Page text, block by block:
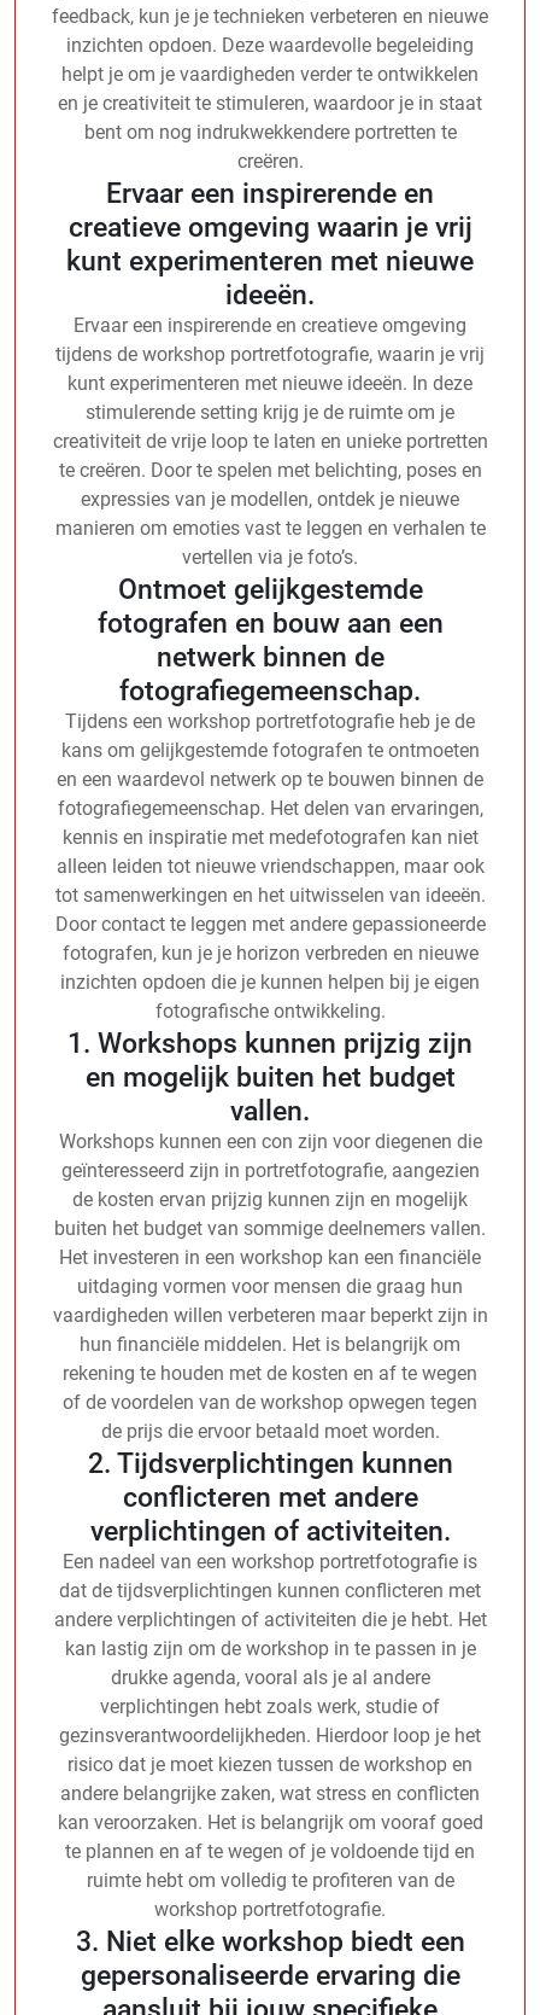
feedback, kun je je technieken verbeteren en nieuwe
inzichten opdoen. Deze waardevolle begeleiding
helpt je om je vaardigheden verder te ontwikkelen
en je creativiteit te stimuleren, waardoor je in staat
bent om nog indrukwekkendere portretten te
creëren.
Ervaar een inspirerende en
creatieve omgeving waarin je vrij
kunt experimenteren met nieuwe
ideeën.
Ervaar een inspirerende en creatieve omgeving
tijdens de workshop portretfotografie, waarin je vrij
kunt experimenteren met nieuwe ideeën. In deze
stimulerende setting krijg je de ruimte om je
creativiteit de vrije loop te laten en unieke portretten
te creëren. Door te spelen met belichting, poses en
expressies van je modellen, ontdek je nieuwe
manieren om emoties vast te leggen en verhalen te
vertellen via je foto’s.
Ontmoet gelijkgestemde
fotografen en bouw aan een
netwerk binnen de
fotografiegemeenschap.
Tijdens een workshop portretfotografie heb je de
kans om gelijkgestemde fotografen te ontmoeten
en een waardevol netwerk op te bouwen binnen de
fotografiegemeenschap. Het delen van ervaringen,
kennis en inspiratie met medefotografen kan niet
alleen leiden tot nieuwe vriendschappen, maar ook
tot samenwerkingen en het uitwisselen van ideeën.
Door contact te leggen met andere gepassioneerde
fotografen, kun je je horizon verbreden en nieuwe
inzichten opdoen die je kunnen helpen bij je eigen
fotografische ontwikkeling.
1. Workshops kunnen prijzig zijn
en mogelijk buiten het budget
vallen.
Workshops kunnen een con zijn voor diegenen die
geïnteresseerd zijn in portretfotografie, aangezien
de kosten ervan prijzig kunnen zijn en mogelijk
buiten het budget van sommige deelnemers vallen.
Het investeren in een workshop kan een financiële
uitdaging vormen voor mensen die graag hun
vaardigheden willen verbeteren maar beperkt zijn in
hun financiële middelen. Het is belangrijk om
rekening te houden met de kosten en af te wegen
of de voordelen van de workshop opwegen tegen
de prijs die ervoor betaald moet worden.
2. Tijdsverplichtingen kunnen
conflicteren met andere
verplichtingen of activiteiten.
Een nadeel van een workshop portretfotografie is
dat de tijdsverplichtingen kunnen conflicteren met
andere verplichtingen of activiteiten die je hebt. Het
kan lastig zijn om de workshop in te passen in je
drukke agenda, vooral als je al andere
verplichtingen hebt zoals werk, studie of
gezinsverantwoordelijkheden. Hierdoor loop je het
risico dat je moet kiezen tussen de workshop en
andere belangrijke zaken, wat stress en conflicten
kan veroorzaken. Het is belangrijk om vooraf goed
te plannen en af te wegen of je voldoende tijd en
ruimte hebt om volledig te profiteren van de
workshop portretfotografie.
3. Niet elke workshop biedt een
gepersonaliseerde ervaring die